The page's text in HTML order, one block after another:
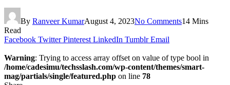
By Ranveer KumarAugust 4, 2023No Comments14 Mins
Read
Facebook Twitter Pinterest LinkedIn Tumblr Email
Warning: Trying to access array offset on value of type bool in
/home/cadesimu/techsslash.com/wp-content/themes/smart-
mag/partials/single/featured.php on line 78